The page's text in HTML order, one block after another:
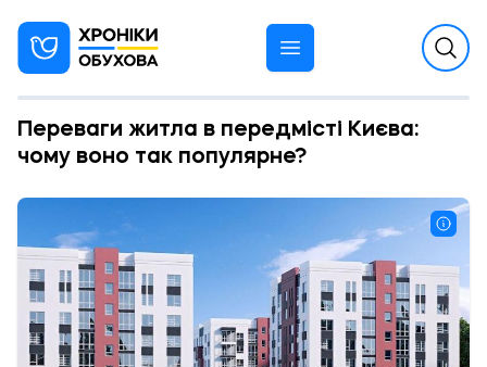
Переваги житла в передмісті Києва:
чому воно так популярне?